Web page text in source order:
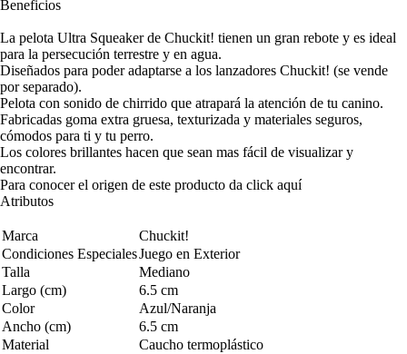
Beneficios
La pelota Ultra Squeaker de Chuckit! tienen un gran rebote y es ideal
para la persecución terrestre y en agua.
Diseñados para poder adaptarse a los lanzadores Chuckit! (se vende
por separado).
Pelota con sonido de chirrido que atrapará la atención de tu canino.
Fabricadas goma extra gruesa, texturizada y materiales seguros,
cómodos para ti y tu perro.
Los colores brillantes hacen que sean mas fácil de visualizar y
encontrar.
Para conocer el origen de este producto da click aquí
Atributos
Marca
Chuckit!
Condiciones EspecialesJuego en Exterior
Talla
Mediano
Largo (cm)
6.5 cm
Color
Azul/Naranja
Ancho (cm)
6.5 cm
Material
Caucho termoplástico